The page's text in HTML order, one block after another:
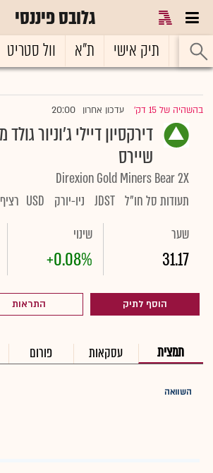
גלובס פיננסי
ראשי תיק אישי ת"א וול סטריט
בהשהיה של 15 דק' |עדכון אחרון 20:00
שיירס
Direxion Gold Miners Bear 2X
תעודות סל חו"ל JDST ניו-יורק USD רציף
שער
31.17
שינוי
+0.08%
הוסף לתיק התראות
תמצית עסקאות פורום
השוואה